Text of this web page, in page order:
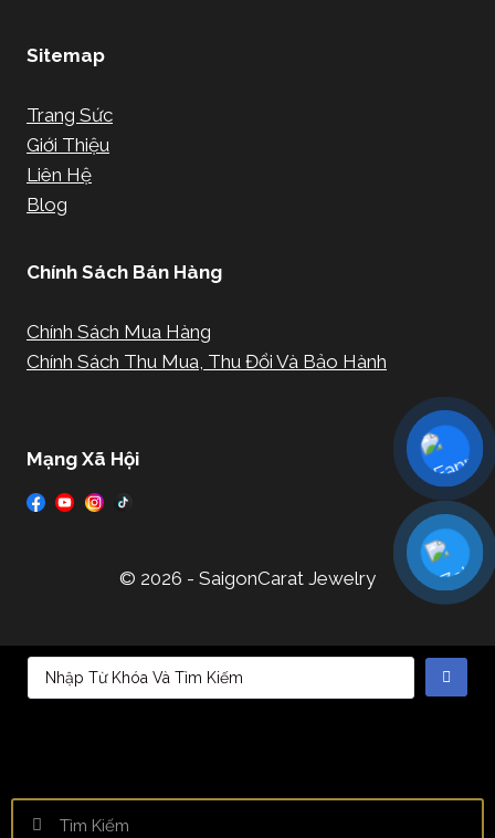
Sitemap
Trang Sức
Giới Thiệu
Liên Hệ
Blog
Chính Sách Bán Hàng
Chính Sách Mua Hàng
Chính Sách Thu Mua, Thu Đổi Và Bảo Hành
Mạng Xã Hội
© 2026 - SaigonCarat Jewelry